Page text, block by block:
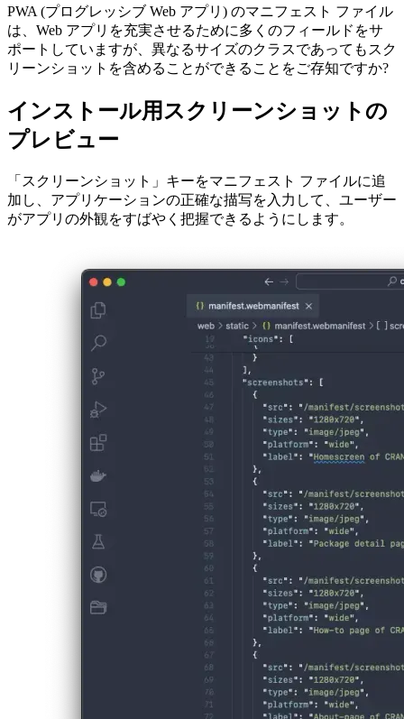
示する方法
2022年11月22日
PWA (プログレッシブ Web アプリ) のマニフェスト ファイル
ポートしていますが、異なるサイズのクラスであってもスク
リーンショットを含めることができることをご存知ですか?
インストール用スクリーンショットの
プレビュー
がアプリの外観をすばやく把握できるようにします。